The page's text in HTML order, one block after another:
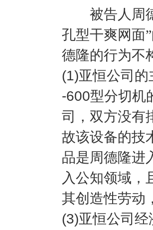
被告人周德
孔型干爽网面
德隆的行为不
(1)亚恒公司
-600型分切机
司，双方没有
故该设备的技
品是周德隆进
入公知领域，
其创造性劳动
(3)亚恒公司